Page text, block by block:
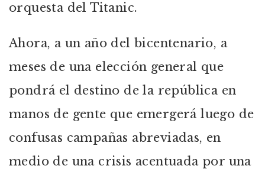
orquesta del Titanic.
Ahora, a un año del bicentenario, a
meses de una elección general que
pondrá el destino de la república en
manos de gente que emergerá luego de
confusas campañas abreviadas, en
medio de una crisis acentuada por una